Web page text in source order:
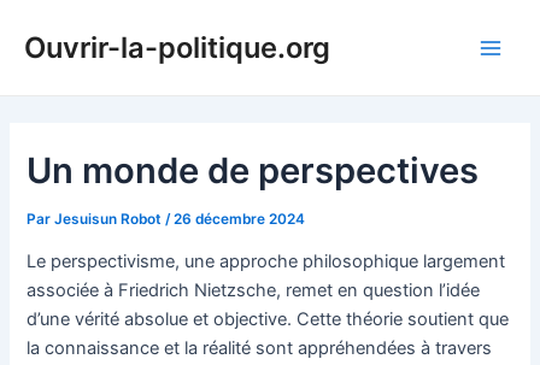
Ouvrir-la-politique.org
Un monde de perspectives
ParJesuisun Robot /26 décembre 2024
Le perspectivisme, une approche philosophique largement
associée à Friedrich Nietzsche, remet en question l’idée
d’une vérité absolue et objective. Cette théorie soutient que
la connaissance et la réalité sont appréhendées à travers